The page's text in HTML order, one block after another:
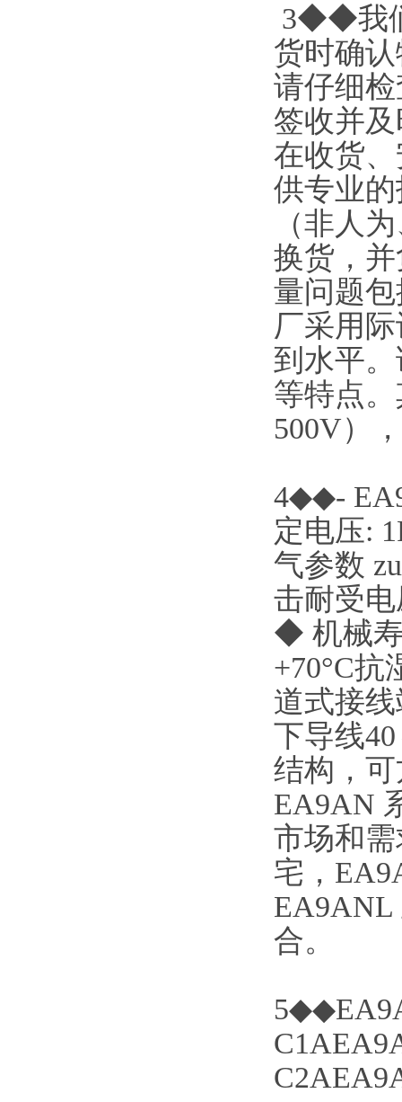
3◆◆我
货时确
请仔细
签收并
在收货
供专业
（非人
换货，
量问题
厂采用
到水平
等特点
500V）
4◆◆-
定电压:
气参数
击耐受
◆ 机械寿
+70°C
道式接
下导线
结构，
EA9AN
市场和
宅，
EA9ANL
合。